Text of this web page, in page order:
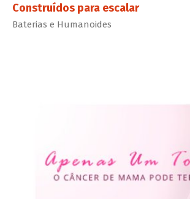
Construídos para escalar
Baterias e Humanoides